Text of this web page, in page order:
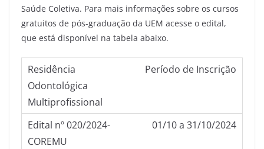
Saúde Coletiva. Para mais informações sobre os cursos
gratuitos de pós-graduação da UEM acesse o edital,
que está disponível na tabela abaixo.
Período de Inscrição
01/10 a 31/10/2024